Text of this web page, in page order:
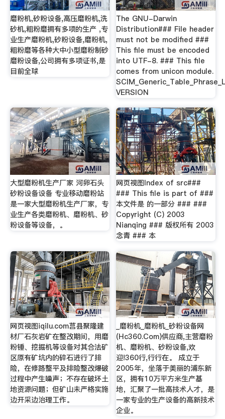
磨粉机,砂粉设备,高压磨粉机,洗
砂机,粗粉磨拥有多项的生产 ,专
业生产磨粉机,砂粉设备,磨粉机,
粗粉磨等各种大中小型磨粉制砂
磨粉设备,公司拥有多项证书,是
目前全球
The GNU-Darwin
Distribution### File header
must not be modified ###
This file must be encoded
into UTF-8. ### This file
comes from unicon module.
VERSION
大型磨粉机生产厂家 河卵石头
砂粉设备设备 专业移动磨粉站
是一家大型磨粉机生产厂家，专
业生产各类磨粉机、磨粉机、砂
粉设备等设备，。
网页视图Index of src###
### This file is part of ###
本文件是 的一部分 ### ###
Copyright (C) 2003
Nianqing ### 版权所有 2003
念青 ### 本
网页视图iqilu.com莒县聚隆建
材厂石灰岩矿在整改期间，用磨
粉锤、挖掘机等设备对其合法矿
区原有矿坑内的碎石进行了排
险，在修路整平及排险整改爆破
过程中产生噪声；不存在破坏土
地资源问题；但矿山未严格实施
边开采边治理工作。
_磨粉机_磨粉机_砂粉设备网
(Hc360.Com)供应商,主营磨粉
机、磨粉机、砂粉设备,欢
迎!360行,行行在。 成立于
2005年，坐落于美丽的浦东新
区，拥有10万平方米生产基
地，汇聚了一批高技术人才，是
一家专业的生产设备的高新技术
企业。